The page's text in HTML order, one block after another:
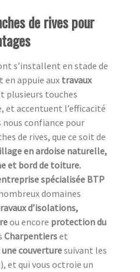
de rives pour
s’installent en stade de
appuie aux travaux
plusieurs touches
et accentuent l’efficacité
nous confiance pour
de rives, que ce soit de
en ardoise naturelle,
et bord de toiture.
spécialisée BTP
domaines
d’isolations,
ou encore protection du
Charpentierset
couverturesuivant les
et qui vous octroie un